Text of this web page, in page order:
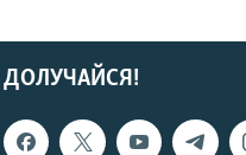
ДОЛУЧАЙСЯ!